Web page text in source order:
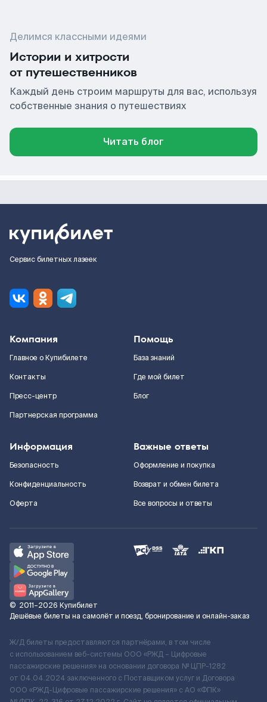
Делимся классными идеями
Истории и хитрости
от путешественников
Каждый день строим маршруты для вас, используя
собственные знания о путешествиях
Читать блог
Сервис билетных лазеек
Компания
Главное о Купибилете
Контакты
Пресс-центр
Партнерская программа
Помощь
База знаний
Где мой билет
Блог
Информация
Безопасность
Конфиденциальность
Оферта
Важные ответы
Оформление и покупка
Возврат и обмен билета
Все вопросы и ответы
© 2011–2026 Купибилет
Дешёвые билеты на самолёт и поезд, бронирование и онлайн-заказ
Ж/Д билеты предоставляются партнёрами, в том числе
с использованием веб-системы ООО «РЖД – Цифровые
пассажирские решения» на основании договора № ЦПР-1282
от 04.04.2024 заключенного с Поставщиком услуг и Договора
ООО «РЖД-Цифровые пассажирские решения» c АО «ФПК»